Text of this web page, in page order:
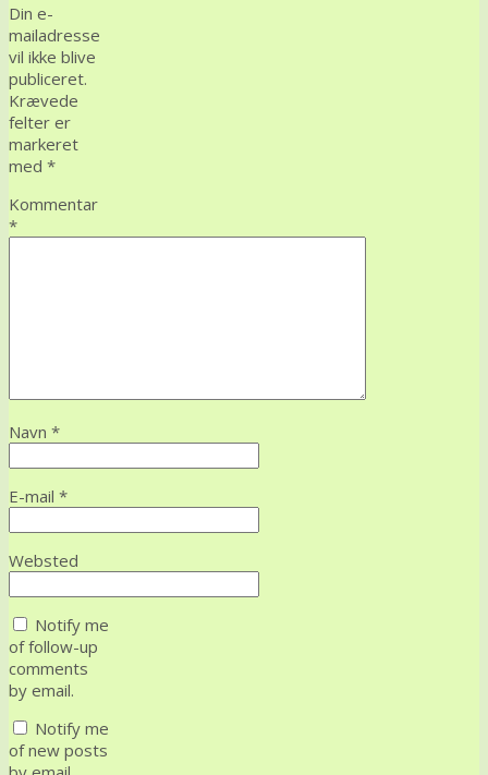
Din e-
mailadresse
vil ikke blive
publiceret.
Krævede
felter er
markeret
med *
Kommentar
*
Navn *
E-mail *
Websted
Notify me
of follow-up
comments
by email.
Notify me
of new posts